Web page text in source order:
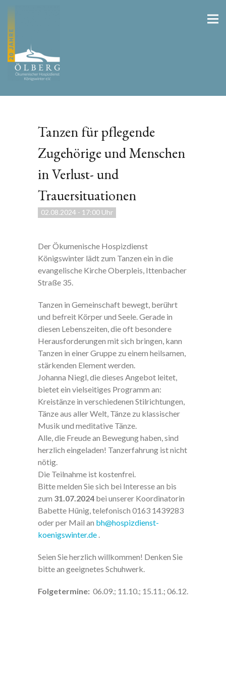
Tanzen für pflegende
Zugehörige und Menschen
in Verlust- und
Trauersituationen
02.08.2024- 17:00 Uhr
Der Ökumenische Hospizdienst
Königswinter lädt zum Tanzen ein in die
evangelische Kirche Oberpleis, Ittenbacher
Straße 35.
Tanzen in Gemeinschaft bewegt, berührt
und befreit Körper und Seele. Gerade in
diesen Lebenszeiten, die oft besondere
Herausforderungen mit sich bringen, kann
Tanzen in einer Gruppe zu einem heilsamen,
stärkenden Element werden.
Johanna Niegl, die dieses Angebot leitet,
bietet ein vielseitiges Programm an:
Kreistänze in verschiedenen Stilrichtungen,
Tänze aus aller Welt, Tänze zu klassischer
Musik und meditative Tänze.
Alle, die Freude an Bewegung haben, sind
herzlich eingeladen! Tanzerfahrung ist nicht
nötig.
Die Teilnahme ist kostenfrei.
Bitte melden Sie sich bei Interesse an bis
zum 31.07.2024bei unserer Koordinatorin
Babette Hünig, telefonisch 0163 1439283
oder per Mail an bh@hospizdienst-
koenigswinter.de.
Seien Sie herzlich willkommen! Denken Sie
bitte an geeignetes Schuhwerk.
Folgetermine:06.09.; 11.10.; 15.11.; 06.12.